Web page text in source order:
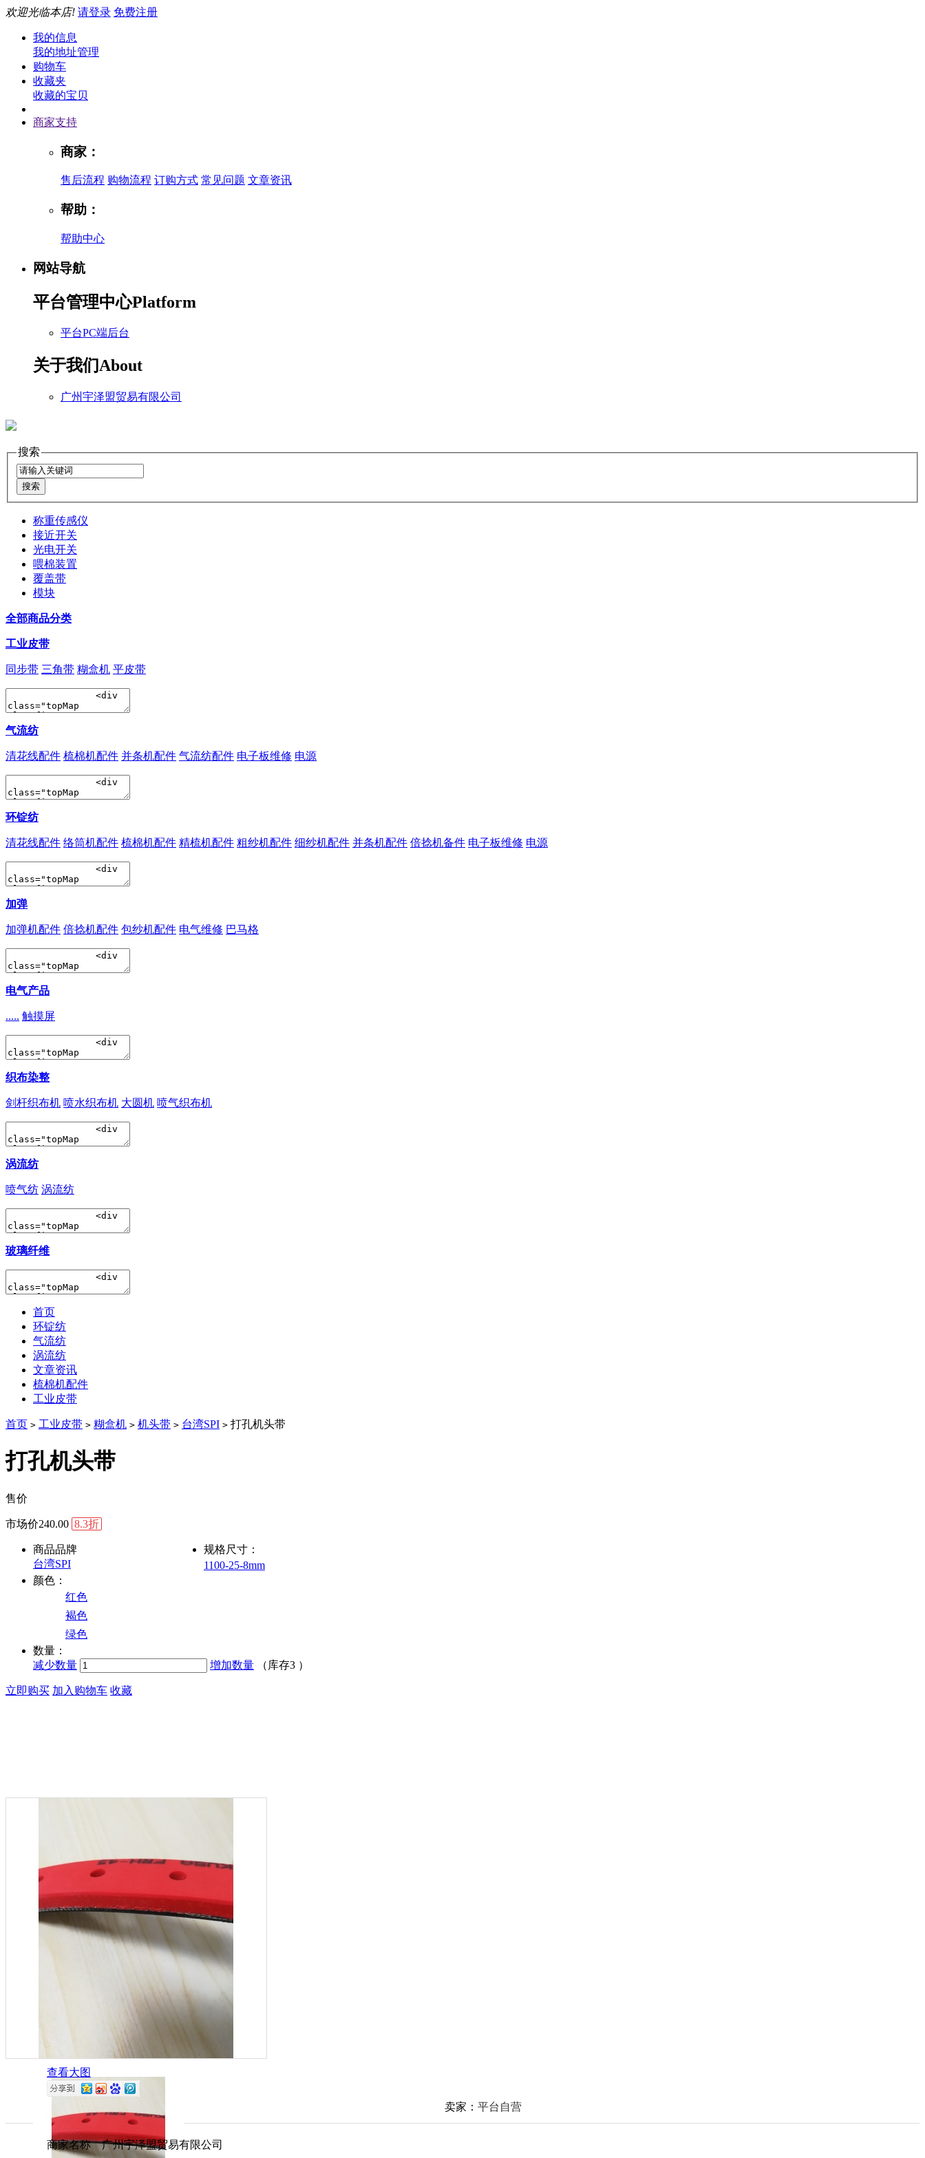
欢迎光临本店! 请登录 免费注册
我的信息
我的地址管理
购物车
收藏夹
收藏的宝贝
商家支持
商家：
售后流程 购物流程 订购方式 常见问题 文章资讯
帮助：
帮助中心
网站导航
平台管理中心Platform
平台PC端后台
关于我们About
广州宇泽盟贸易有限公司
搜索
称重传感仪
接近开关
光电开关
喂棉装置
覆盖带
模块
全部商品分类
工业皮带
同步带 三角带 糊盒机 平皮带
气流纺
清花线配件 梳棉机配件 并条机配件 气流纺配件 电子板维修 电源
环锭纺
清花线配件 络筒机配件 梳棉机配件 精梳机配件 粗纱机配件 细纱机配件 并条机配件 倍捻机备件 电子板维修 电源
加弹
加弹机配件 倍捻机配件 包纱机配件 电气维修 巴马格
电气产品
..... 触摸屏
织布染整
剑杆织布机 喷水织布机 大圆机 喷气织布机
涡流纺
喷气纺 涡流纺
玻璃纤维
首页
环锭纺
气流纺
涡流纺
文章资讯
梳棉机配件
工业皮带
首页 > 工业皮带 > 糊盒机 > 机头带 > 台湾SPI > 打孔机头带
打孔机头带
售价
市场价240.00 8.3折
商品品牌
台湾SPI
规格尺寸：
1100-25-8mm
颜色：
红色
褐色
绿色
数量：
减少数量
增加数量 （库存3 ）
立即购买 加入购物车 收藏
查看大图
卖家： 平台自营
商家名称 广州宇泽盟贸易有限公司